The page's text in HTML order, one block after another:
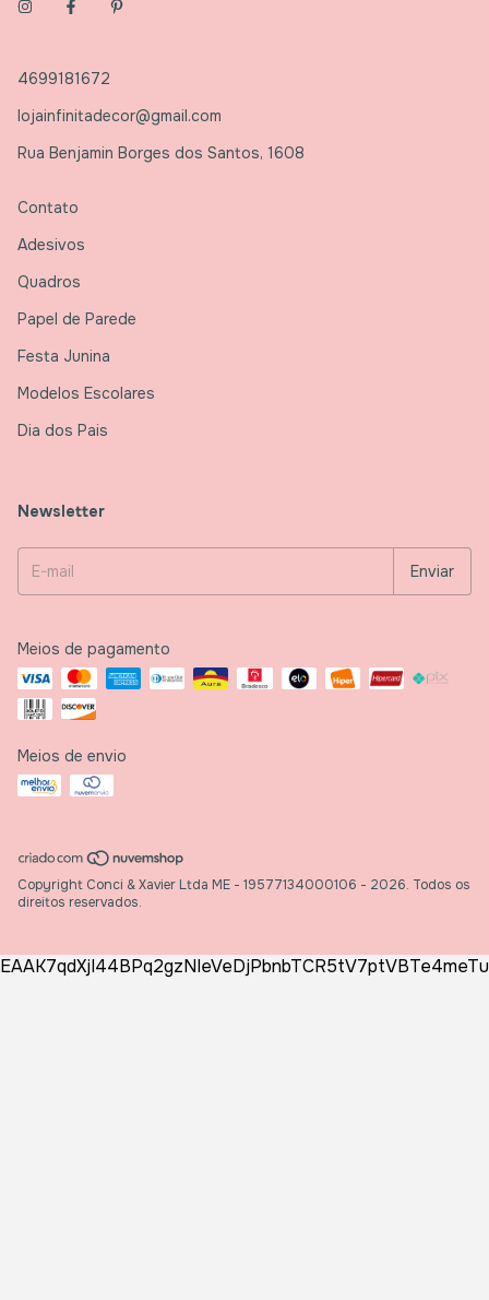
4699181672
lojainfinitadecor@gmail.com
Rua Benjamin Borges dos Santos, 1608
Contato
Adesivos
Quadros
Papel de Parede
Festa Junina
Modelos Escolares
Dia dos Pais
Newsletter
Meios de pagamento
Meios de envio
Copyright Conci & Xavier Ltda ME - 19577134000106 - 2026. Todos os
direitos reservados.